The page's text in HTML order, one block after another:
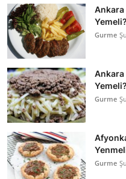
Ankara
Gurme
Ankara
Gurme
Gurme